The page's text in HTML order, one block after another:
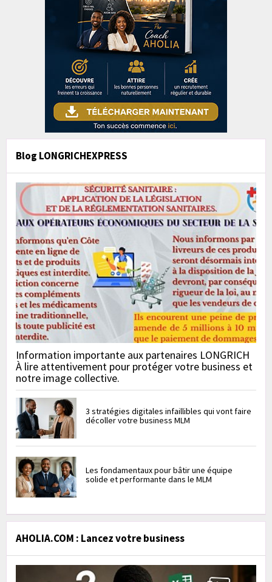
Blog LONGRICHEXPRESS
Information importante aux partenaires LONGRICH
À lire attentivement pour protéger votre business et
notre image collective.
3 stratégies digitales infaillibles qui vont faire
décoller votre business MLM
Les fondamentaux pour bâtir une équipe
solide et performante dans le MLM
AHOLIA.COM : Lancez votre business